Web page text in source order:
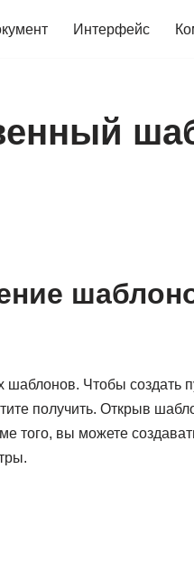
Интерфейс
шаблонов. Чтобы создать
получить. Открыв
того, вы можете